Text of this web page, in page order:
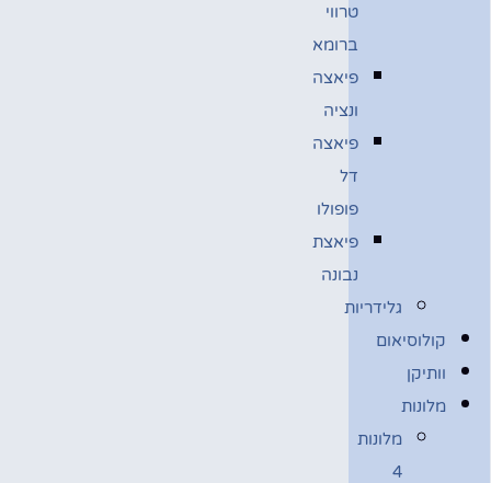
טרווי
ברומא
פיאצה
ונציה
פיאצה
דל
פופולו
פיאצת
נבונה
גלידריות
קולוסיאום
וותיקן
מלונות
מלונות
4